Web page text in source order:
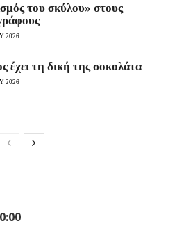
του σκύλου» στους
2026
έχει τη δική της σοκολάτα
2026